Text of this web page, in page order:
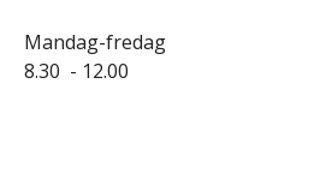
Mandag-fredag
8.30 - 12.00